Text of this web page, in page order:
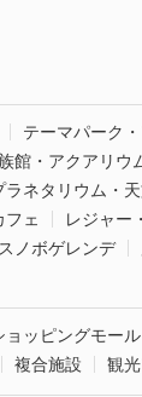
テーマパーク
館・アクアリウ
ラネタリウム・
ェ
レジャー
ノボゲレンデ
ョッピングモール
複合施設 観